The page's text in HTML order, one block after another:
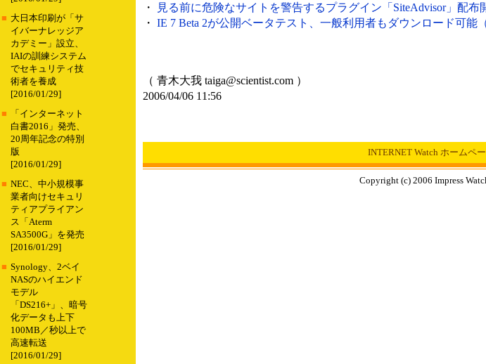
■ 大日本印刷が「サ
イバーナレッジア
カデミー」設立、
IAIの訓練システム
でセキュリティ技
術者を養成
[2016/01/29]
■
「インターネット
白書2016」発売、
20周年記念の特別
版
[2016/01/29]
■ NEC、中小規模事
業者向けセキュリ
ティアプライアン
ス「Aterm
SA3500G」を発売
[2016/01/29]
■ Synology、2ベイ
NASのハイエンド
モデル
「DS216+」、暗号
化データも上下
100MB／秒以上で
高速転送
[2016/01/29]
・
見る前に危険なサイトを警告するプラグイン「SiteAdvisor」配布
・ IE 7 Beta 2が公開ベータテスト、一般利用者もダウンロード可能（
（ 青木大我 taiga@scientist.com ）
2006/04/06 11:56
INTERNET Watch ホームペ
Copyright (c) 2006 Impress